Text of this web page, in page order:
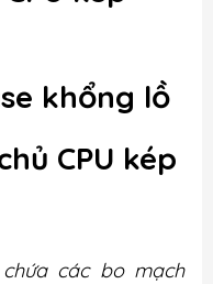
khổng lồ
CPU kép
các bo mạch